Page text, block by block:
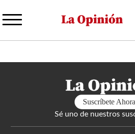
al
Suscríbete Ahora
Sé uno de nuestros